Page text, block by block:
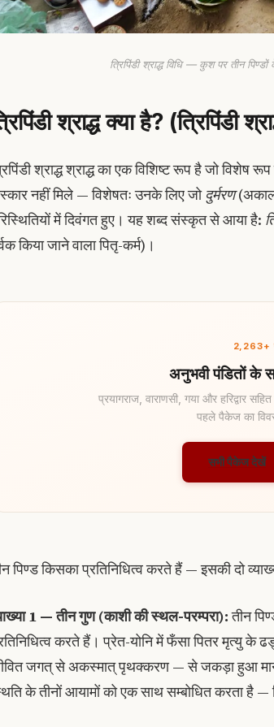
त्रिपिंडी श्राद्ध विधि — कुश पर तीन
श्राद्ध क्या है? (त्रिपिंडी
श्राद्ध श्राद्ध का एक विशिष्ट रूप है जो विशेष
नहीं मिले — विशेषतः उनके लिए जो दुर्मरण
में दिवंगत हुए। यह शब्द संस्कृत से आया है:
किया जाने वाला पितृ-कर्म)।
2,263+
अनुभवी पंडितों के
प्रयागराज, वाराणसी, गया और हरिद्वार
पहले पैकेज का
सभी पैकेज देखें
पिण्ड किसका प्रतिनिधित्व करते हैं — इसकी दो
1 — तीन गुण (काशी की स्थल-परम्परा):तीन
करते हैं। प्रेत-योनि में फँसा पितर मृत्यु के
जगत् से अकस्मात् पृथक्करण — से जकड़ा हुआ माना
के तीनों आयामों को एक साथ सम्बोधित करता है